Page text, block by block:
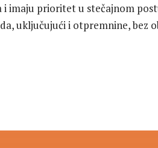
imaju prioritet u stečajnom
uključujući i otpremnine, bez